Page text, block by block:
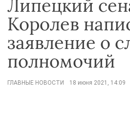
Липецкий
Королев
заявление о
полномочий
ГЛАВНЫЕ НОВОСТИ 18 июня 2021, 14:09